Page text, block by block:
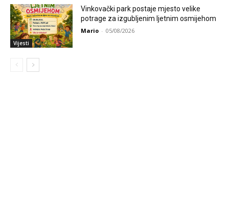
Vijesti
Vinkovački park postaje mjesto velike
potrage za izgubljenim ljetnim osmijehom
Mario - 05/08/2026